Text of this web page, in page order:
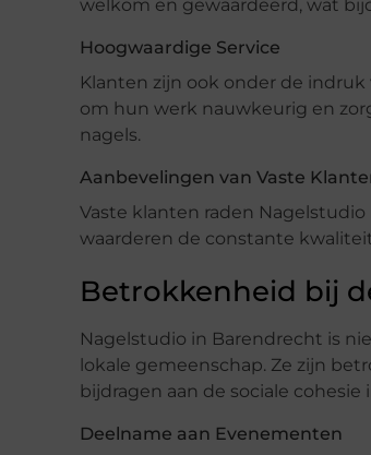
welkom en gewaardeerd, wat
Hoogwaardige Service
Klanten zijn ook onder de
om hun werk nauwkeurig en
nagels.
Aanbevelingen van Vaste
Vaste klanten raden
waarderen de constante
Betrokkenheid bij
Nagelstudio in Barendrecht is
lokale gemeenschap. Ze zijn
bijdragen aan de sociale cohesie
Deelname aan Evenementen